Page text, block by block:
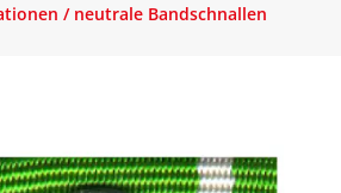
/ neutrale Bandschnallen